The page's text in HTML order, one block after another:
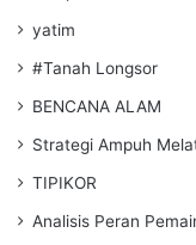
yatim
#Tanah Longsor
BENCANA ALAM
Strategi Ampuh
TIPIKOR
Analisis Peran